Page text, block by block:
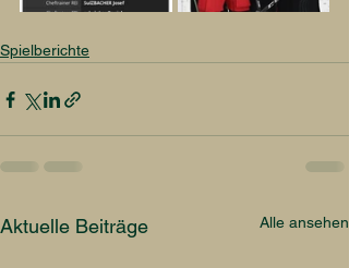
Spielberichte
Aktuelle Beiträge Alle ansehen